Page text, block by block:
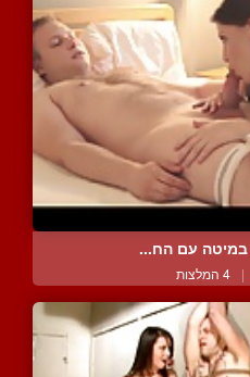
במיטה עם הח...
| 4 המלצות